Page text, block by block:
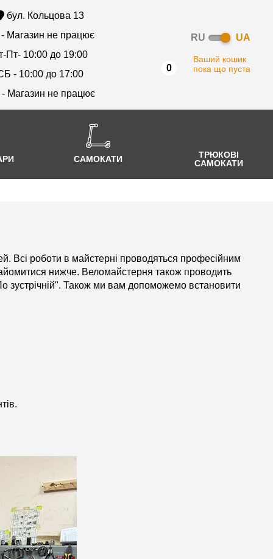
бул. Кольцова 13
Магазин не працює
Пт- 10:00 до 19:00
- 10:00 до 17:00
Магазин не працює
RU UA
0
Ваший кошик
пока що пуста
САМОКАТИ
ТРЮКОВІ
САМОКАТИ
Всі роботи в майстерні проводяться професійним
нижче. Веломайстерня також проводить
зустрічній". Також ми вам допоможемо встановити